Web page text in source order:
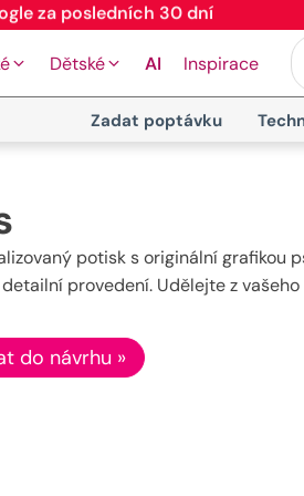
za posledních 30 dní
Dětské AI Inspirace
Zadat poptávku
potisk s originální grafikou
provedení. Udělejte z
do návrhu »